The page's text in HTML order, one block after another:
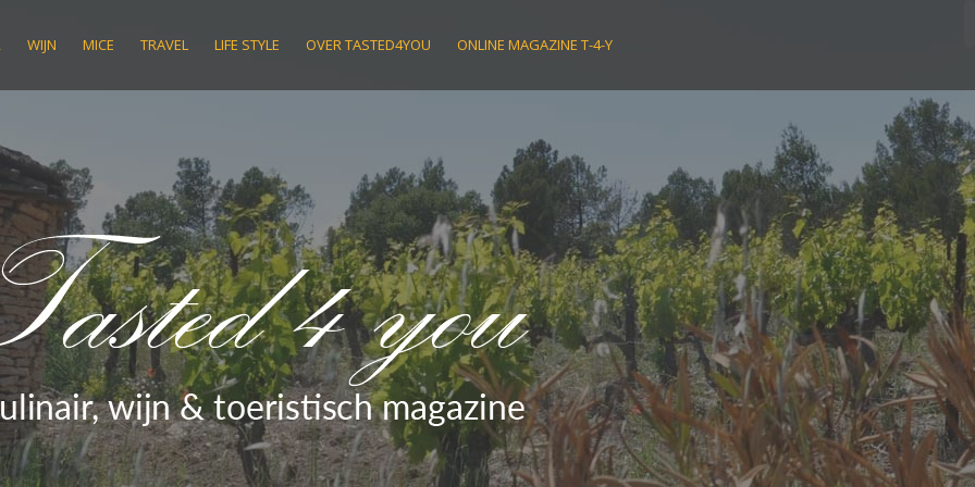
WIJN MICE TRAVEL LIFE STYLE OVER TASTED4YOU ONLINE MAGAZINE T-4-Y